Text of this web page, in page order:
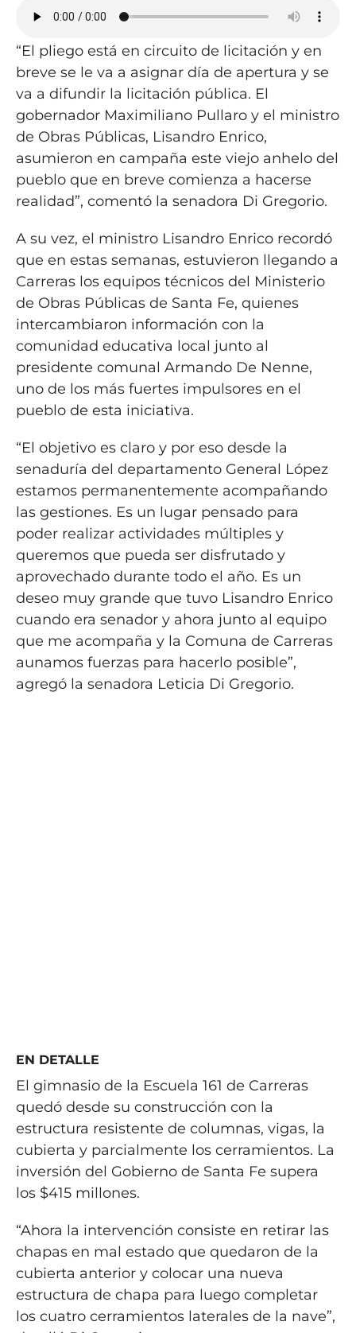
“El pliego está en circuito de licitación y en
breve se le va a asignar día de apertura y se
va a difundir la licitación pública. El
gobernador Maximiliano Pullaro y el ministro
de Obras Públicas, Lisandro Enrico,
asumieron en campaña este viejo anhelo del
pueblo que en breve comienza a hacerse
realidad”, comentó la senadora Di Gregorio.
A su vez, el ministro Lisandro Enrico recordó
que en estas semanas, estuvieron llegando a
Carreras los equipos técnicos del Ministerio
de Obras Públicas de Santa Fe, quienes
intercambiaron información con la
comunidad educativa local junto al
presidente comunal Armando De Nenne,
uno de los más fuertes impulsores en el
pueblo de esta iniciativa.
“El objetivo es claro y por eso desde la
senaduría del departamento General López
estamos permanentemente acompañando
las gestiones. Es un lugar pensado para
poder realizar actividades múltiples y
queremos que pueda ser disfrutado y
aprovechado durante todo el año. Es un
deseo muy grande que tuvo Lisandro Enrico
cuando era senador y ahora junto al equipo
que me acompaña y la Comuna de Carreras
aunamos fuerzas para hacerlo posible”,
agregó la senadora Leticia Di Gregorio.
EN DETALLE
El gimnasio de la Escuela 161 de Carreras
quedó desde su construcción con la
estructura resistente de columnas, vigas, la
cubierta y parcialmente los cerramientos. La
inversión del Gobierno de Santa Fe supera
los $415 millones.
“Ahora la intervención consiste en retirar las
chapas en mal estado que quedaron de la
cubierta anterior y colocar una nueva
estructura de chapa para luego completar
los cuatro cerramientos laterales de la nave”,